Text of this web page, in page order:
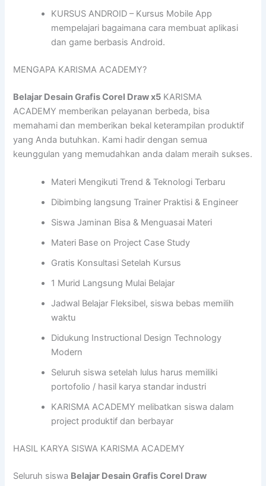
KURSUS ANDROID – Kursus Mobile App
mempelajari bagaimana cara membuat aplikasi
dan game berbasis Android.
MENGAPA KARISMA ACADEMY?
Belajar Desain Grafis Corel Draw x5 KARISMA
ACADEMY memberikan pelayanan berbeda, bisa
memahami dan memberikan bekal keterampilan produktif
yang Anda butuhkan. Kami hadir dengan semua
keunggulan yang memudahkan anda dalam meraih sukses.
Materi Mengikuti Trend & Teknologi Terbaru
Dibimbing langsung Trainer Praktisi & Engineer
Siswa Jaminan Bisa & Menguasai Materi
Materi Base on Project Case Study
Gratis Konsultasi Setelah Kursus
1 Murid Langsung Mulai Belajar
Jadwal Belajar Fleksibel, siswa bebas memilih
waktu
Didukung Instructional Design Technology
Modern
Seluruh siswa setelah lulus harus memiliki
portofolio / hasil karya standar industri
KARISMA ACADEMY melibatkan siswa dalam
project produktif dan berbayar
HASIL KARYA SISWA KARISMA ACADEMY
Seluruh siswa Belajar Desain Grafis Corel Draw